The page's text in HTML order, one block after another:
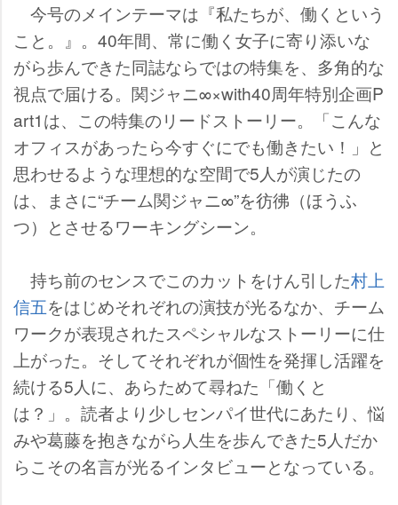
今号のメインテーマは『私たちが、働くという
こと。』。40年間、常に働く女子に寄り添いな
がら歩んできた同誌ならではの特集を、多角的な
視点で届ける。関ジャニ∞×with40周年特別企画P
art1は、この特集のリードストーリー。「こんな
オフィスがあったら今すぐにでも働きたい！」と
思わせるような理想的な空間で5人が演じたの
は、まさに“チーム関ジャニ∞”を彷彿（ほうふ
つ）とさせるワーキングシーン。
持ち前のセンスでこのカットをけん引した村上
信五をはじめそれぞれの演技が光るなか、チーム
ワークが表現されたスペシャルなストーリーに仕
上がった。そしてそれぞれが個性を発揮し活躍を
続ける5人に、あらためて尋ねた「働くと
は？」。読者より少しセンパイ世代にあたり、悩
みや葛藤を抱きながら人生を歩んできた5人だか
らこその名言が光るインタビューとなっている。